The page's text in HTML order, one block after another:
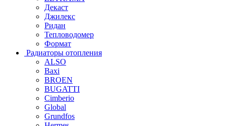
Декаст
Джилекс
Ридан
Тепловодомер
Формат
Радиаторы отопления
ALSO
Baxi
BROEN
BUGATTI
Cimberio
Global
Grundfos